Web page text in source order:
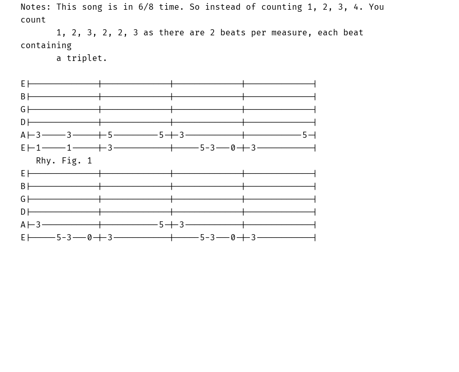
Notes: This song is in 6/8 time. So instead of counting 1, 2, 3, 4. You
count
       1, 2, 3, 2, 2, 3 as there are 2 beats per measure, each beat
containing
       a triplet.
E|-------------|-------------|-------------|-------------|
B|-------------|-------------|-------------|-------------|
G|-------------|-------------|-------------|-------------|
D|-------------|-------------|-------------|-------------|
A|-3-----3-----|-5---------5-|-3-----------|-----------5-|
E|-1-----1-----|-3-----------|-----5-3---0-|-3-----------|
   Rhy. Fig. 1
E|-------------|-------------|-------------|-------------|
B|-------------|-------------|-------------|-------------|
G|-------------|-------------|-------------|-------------|
D|-------------|-------------|-------------|-------------|
A|-3-----------|-----------5-|-3-----------|-------------|
E|-----5-3---0-|-3-----------|-----5-3---0-|-3-----------|